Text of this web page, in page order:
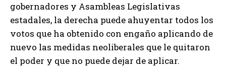
gobernadores y Asambleas Legislativas
estadales, la derecha puede ahuyentar todos los
votos que ha obtenido con engaño aplicando de
nuevo las medidas neoliberales que le quitaron
el poder y que no puede dejar de aplicar.